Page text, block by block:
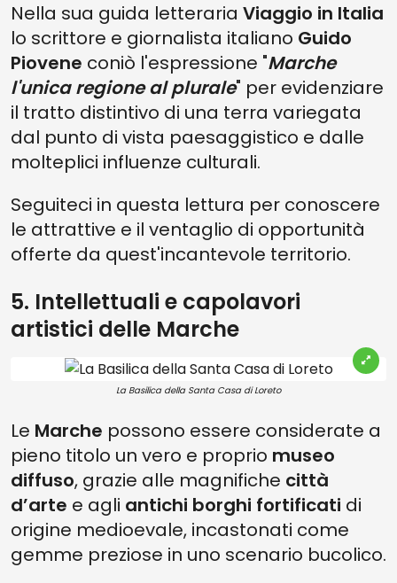
Nella sua guida letteraria Viaggio in Italia
lo scrittore e giornalista italiano Guido
Piovene coniò l'espressione "Marche
l'unica regione al plurale" per evidenziare
il tratto distintivo di una terra variegata
dal punto di vista paesaggistico e dalle
molteplici influenze culturali.
Seguiteci in questa lettura per conoscere
le attrattive e il ventaglio di opportunità
offerte da quest'incantevole territorio.
5. Intellettuali e capolavori
artistici delle Marche
La Basilica della Santa Casa di Loreto
Le Marche possono essere considerate a
pieno titolo un vero e proprio museo
diffuso, grazie alle magnifiche città
d’arte e agli antichi borghi fortificati di
origine medioevale, incastonati come
gemme preziose in uno scenario bucolico.